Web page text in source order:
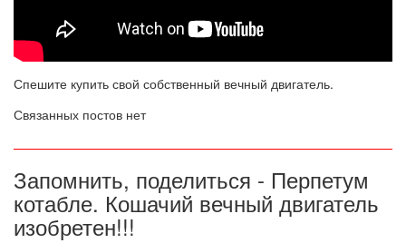
Спешите купить свой собственный вечный двигатель.
Связанных постов нет
Запомнить, поделиться - Перпетум
котабле. Кошачий вечный двигатель
изобретен!!!